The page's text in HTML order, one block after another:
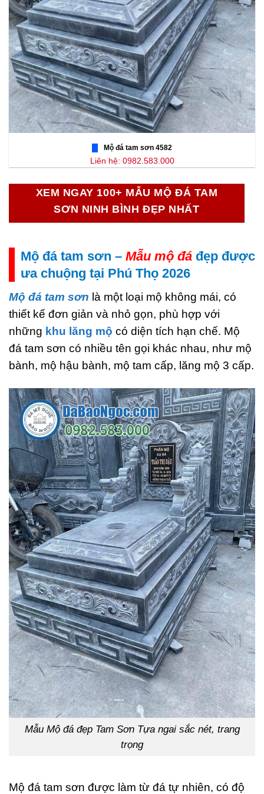
Mộ đá tam sơn 4582
Liên hệ: 0982.583.000
XEM NGAY 100+ MẪU MỘ ĐÁ TAM
SƠN NINH BÌNH ĐẸP NHẤT
Mộ đá tam sơn – Mẫu mộ đá đẹp được
ưa chuộng tại Phú Thọ 2026
Mộ đá tam sơn là một loại mộ không mái, có
thiết kế đơn giản và nhỏ gọn, phù hợp với
những khu lăng mộ có diện tích hạn chế. Mộ
đá tam sơn có nhiều tên gọi khác nhau, như mộ
bành, mộ hậu bành, mộ tam cấp, lăng mộ 3 cấp.
Mẫu Mộ đá đẹp Tam Sơn Tựa ngai sắc nét, trang
trọng
Mộ đá tam sơn được làm từ đá tự nhiên, có độ